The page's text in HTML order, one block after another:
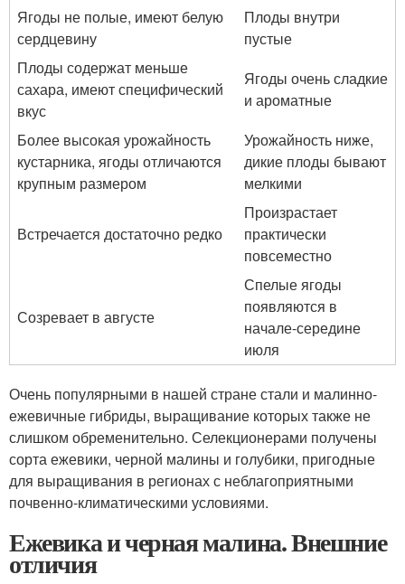
Ягоды не полые, имеют белую
сердцевину
Плоды внутри
пустые
Плоды содержат меньше
сахара, имеют специфический
вкус
Ягоды очень сладкие
и ароматные
Более высокая урожайность
кустарника, ягоды отличаются
крупным размером
Урожайность ниже,
дикие плоды бывают
мелкими
Встречается достаточно редко
Произрастает
практически
повсеместно
Созревает в августе
Спелые ягоды
появляются в
начале-середине
июля
Очень популярными в нашей стране стали и малинно-
ежевичные гибриды, выращивание которых также не
слишком обременительно. Селекционерами получены
сорта ежевики, черной малины и голубики, пригодные
для выращивания в регионах с неблагоприятными
почвенно-климатическими условиями.
Ежевика и черная малина. Внешние
отличия